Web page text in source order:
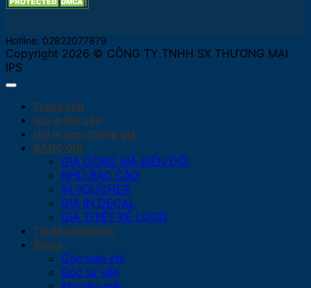
Hotline: 02822077879
Copyright 2026 © CÔNG TY TNHH SX THƯƠNG MẠI
IPS
Trang chủ
Giá in thẻ cào
Giá in tem chống giả
BẢNG GIÁ
GIA CÔNG MÃ BIẾN ĐỔI
NHŨ BẠC CÀO
IN VOUCHER
GIÁ IN DECAL
GIÁ THIẾT KẾ LOGO
Tài liệu ngành in
Blogs
Góc báo chí
Góc tư vấn